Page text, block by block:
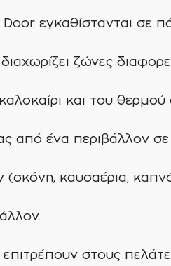
εγκαθίστανται σε
ζώνες
και του
από ένα περιβάλλον
καυσαέρια,
στους